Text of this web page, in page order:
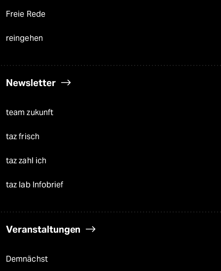
Freie Rede
reingehen
Newsletter
team zukunft
taz frisch
taz zahl ich
taz lab Infobrief
Veranstaltungen
Demnächst